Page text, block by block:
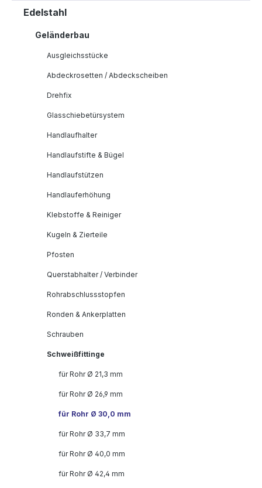
Edelstahl
Geländerbau
Ausgleichsstücke
Abdeckrosetten / Abdeckscheiben
Drehfix
Glasschiebetürsystem
Handlaufhalter
Handlaufstifte & Bügel
Handlaufstützen
Handlauferhöhung
Klebstoffe & Reiniger
Kugeln & Zierteile
Pfosten
Querstabhalter / Verbinder
Rohrabschlussstopfen
Ronden & Ankerplatten
Schrauben
Schweißfittinge
für Rohr Ø 21,3 mm
für Rohr Ø 26,9 mm
für Rohr Ø 30,0 mm
für Rohr Ø 33,7 mm
für Rohr Ø 40,0 mm
für Rohr Ø 42,4 mm